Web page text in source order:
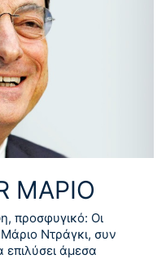
ΜΑΡΙΟ
προσφυγικό: Οι
Ντράγκι, συν
άμεσα